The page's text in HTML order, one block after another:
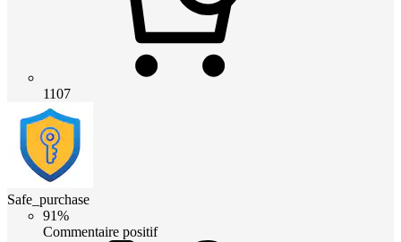
1107
Safe_purchase
91%
Commentaire positif